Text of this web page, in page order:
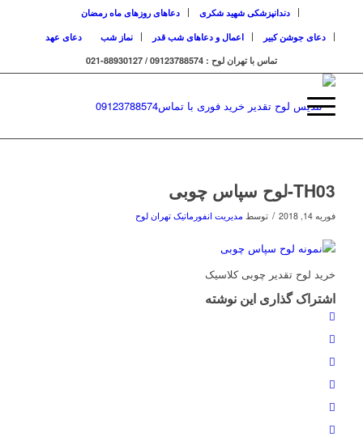
دندانپزشکی شهید شکری
دعاهای روزهای ماه رمضان
دعای جوشن کبیر
اعمال و دعاهای شب قدر نماز شب
دعای عهد
تماس با تهران لوح : 09123788574 / 88930127-021
TH03-لوح سپاس چوبی
فوریه 14, 2018 / توسط مدیریت انفورماتیک تهران لوح
خرید لوح تقدیر چوبی کلاسیک
اشتراک گذاری این نوشته